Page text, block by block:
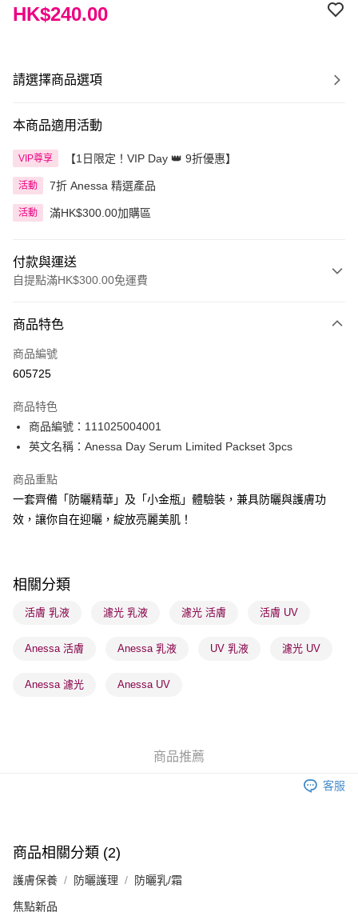
HK$240.00
請選擇商品選項
本商品適用活動
VIP尊享 【1日限定！VIP Day 👑 9折優惠】
活動 7折 Anessa 精選產品
活動 滿HK$300.00加購區
付款與運送
自提點滿HK$300.00免運費
信用卡
Apple Pay
PayMe
WeChat Pay
BoC Pay
送貨方式
每筆HK$65.00，滿HK$300.00或以上免運費
確認發貨後1-3 工作天送達，訂單將隨機分配至SF順豐速運或京東
每筆HK$65.00，滿HK$300.00或以上免運費
每筆HK$20.00，滿HK$100.00或以上免運費
(澳門門市) 只顯示可選門市。確認發貨後2-5個工作天到店，3天內
澳門地區配送 - 確認發貨後1-4個工作天送達
商品特色
商品編號
605725
商品特色
商品編號：111025004001
英文名稱：Anessa Day Serum Limited Packset 3pcs
商品重點
一套齊備「防曬精華」及「小金瓶」體驗裝，兼具防曬與護膚功
效，讓你自在迎曬，綻放亮麗美肌！
相關分類
活膚 乳液 濾光 乳液 濾光 活膚 活膚 UV
Anessa 活膚 Anessa 乳液 UV 乳液 濾光 UV
Anessa 濾光 Anessa UV
商品推薦
客服
商品相關分類 (2)
護膚保養 防曬護理 防曬乳/霜
焦點新品